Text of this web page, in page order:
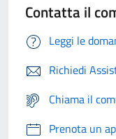
Contatta il
Leggi le
Richiedi
Chiama il
Prenota un